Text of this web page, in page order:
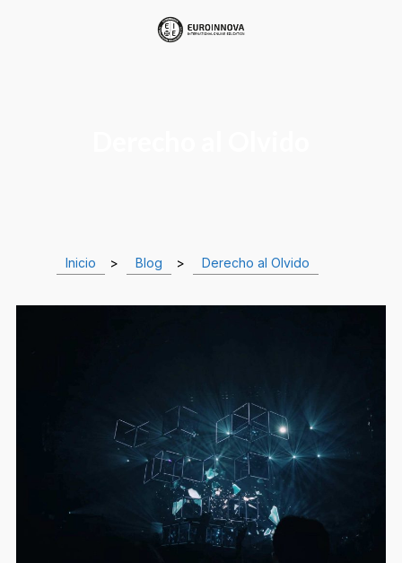
Inicio > Blog > Derecho al Olvido